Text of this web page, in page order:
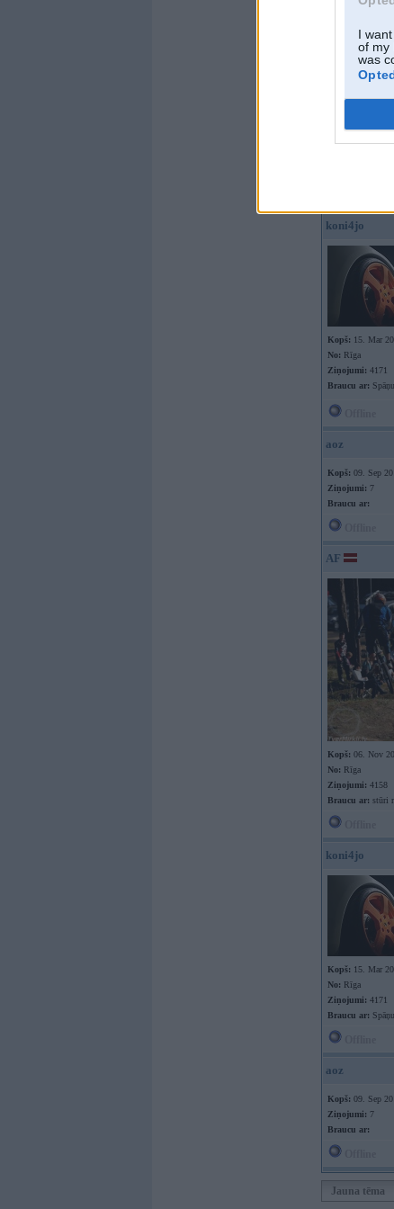
I
of my
was
koni4jo
Kopš: 15. Mar
No: Rīga
Ziņojumi: 4171
Braucu ar:
aoz
Kopš: 09. Sep
Ziņojumi: 7
Braucu ar:
AF
Kopš: 06. Nov
No: Rīga
Ziņojumi: 4158
Braucu ar: stūri
koni4jo
Kopš: 15. Mar
No: Rīga
Ziņojumi: 4171
Braucu ar:
aoz
Kopš: 09. Sep
Ziņojumi: 7
Braucu ar:
Jauna tēma